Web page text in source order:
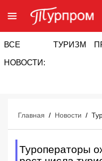
ВСЕ
НОВОСТИ:
ТУРИЗМ
Главная / Новости /
Туроператоры